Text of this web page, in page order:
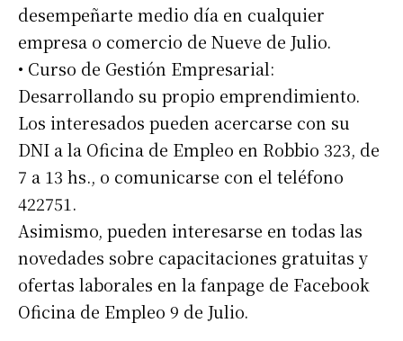
desempeñarte medio día en cualquier
empresa o comercio de Nueve de Julio.
• Curso de Gestión Empresarial:
Desarrollando su propio emprendimiento.
Los interesados pueden acercarse con su
DNI a la Oficina de Empleo en Robbio 323, de
7 a 13 hs., o comunicarse con el teléfono
422751.
Asimismo, pueden interesarse en todas las
novedades sobre capacitaciones gratuitas y
ofertas laborales en la fanpage de Facebook
Oficina de Empleo 9 de Julio.